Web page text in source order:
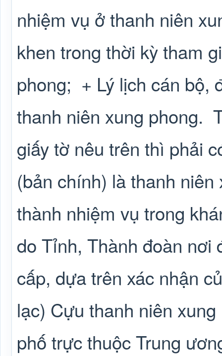
nhiệm vụ ở thanh niên
khen trong thời kỳ tham
phong; + Lý lịch cán bộ,
thanh niên xung phong.
giấy tờ nêu trên thì phải
(bản chính) là thanh
thành nhiệm vụ trong
do Tỉnh, Thành đoàn nơi
cấp, dựa trên xác nhận
lạc) Cựu thanh niên
phố trực thuộc Trung